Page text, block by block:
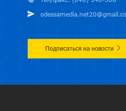
Подписаться на новости